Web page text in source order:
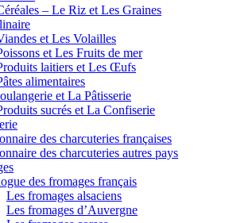
– Le Riz et Les Graines
et Les Volailles
et Les Fruits de mer
laitiers et Les Œufs
alimentaires
et La Pâtisserie
sucrés et La Confiserie
des charcuteries françaises
des charcuteries autres pays
des fromages français
Les fromages alsaciens
Les fromages d’Auvergne